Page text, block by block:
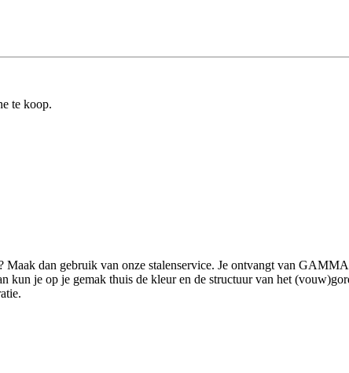
te koop.
dan gebruik van onze stalenservice. Je ontvangt van
je op je gemak thuis de kleur en de structuur van het